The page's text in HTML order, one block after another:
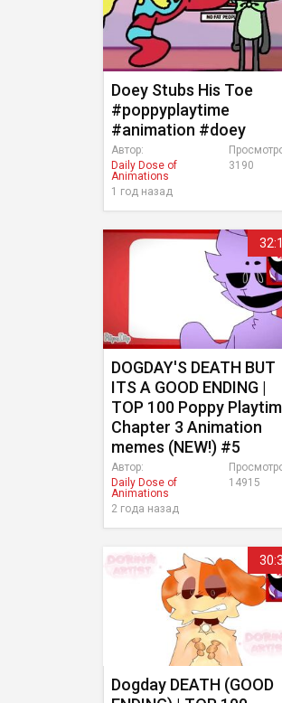
Doey Stubs His Toe
#poppyplaytime
#animation #doey
3190
Автор:
Daily Dose of
Animations
1 год назад
DOGDAY'S DEATH BUT
ITS A GOOD ENDING |
TOP 100 Poppy
Chapter 3 Animation
memes (NEW!) #5
14915
Автор:
Daily Dose of
Animations
2 года назад
Dogday DEATH (GOOD